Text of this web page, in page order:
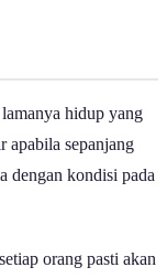
hidup yang
apabila sepanjang
dengan kondisi pada
orang pasti akan